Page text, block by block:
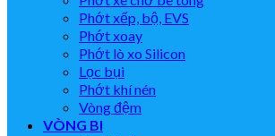
Phớt xếp, bộ, EVS
Phớt xoay
Phớt lò xo Silicon
Lọc bụi
Phớt khí nén
Vòng đệm
VÒNG BI